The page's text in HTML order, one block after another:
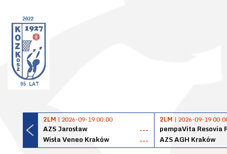
2LM | 2026-09-19 00:00
AZS Jarosław
---
Wisła Veneo Kraków
---
2LM | 2026-09-19
pempaVita Resovia
AZS AGH Kraków